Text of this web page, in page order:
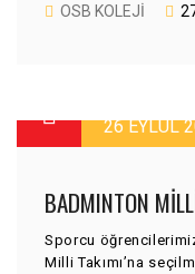
OSB KOLEJI
26 EYLÜL
BADMINTON
Sporcu
Milli Takımı’na